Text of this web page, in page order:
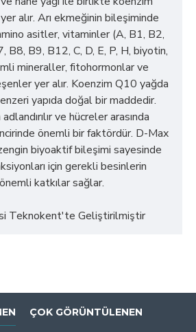
alır. Arı ekmeğinin bileşiminde
asitler, vitaminler (A, B1, B2,
B8, B9, B12, C, D, E, P, H, biyotin,
mineraller, fitohormonlar ve
yer alır. Koenzim Q10 yağda
yapıda doğal bir maddedir.
ve hücreler arasında
önemli bir faktördür. D-Max
biyoaktif bileşimi sayesinde
için gerekli besinlerin
katkılar sağlar.
Teknokent'te Geliştirilmiştir
ÇOK GÖRÜNTÜLENEN